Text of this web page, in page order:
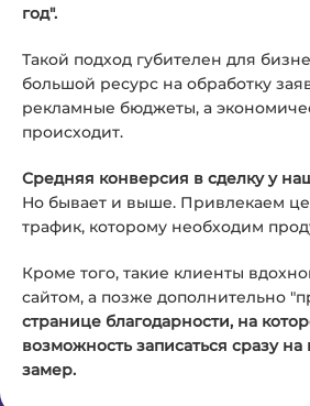
год".
Такой подход губителен для
большой ресурс на обработку
рекламные бюджеты, а
происходит.
Средняя конверсия в сделку у
Но бывает и выше. Привлекаем
трафик, которому необходим
Кроме того, такие клиенты
сайтом, а позже дополнительно
странице благодарности, на
возможность записаться сразу
замер.